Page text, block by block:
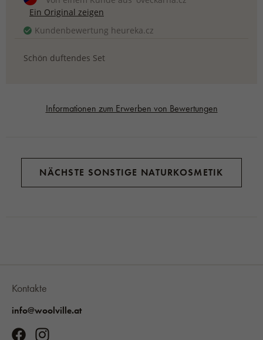
Ein Original zeigen
Kundenbewertung heureka.cz
Schön duftendes Set
Informationen zum Erwerben von Bewertungen
NÄCHSTE SONSTIGE NATURKOSMETIK
Kontakte
info@woolville.at